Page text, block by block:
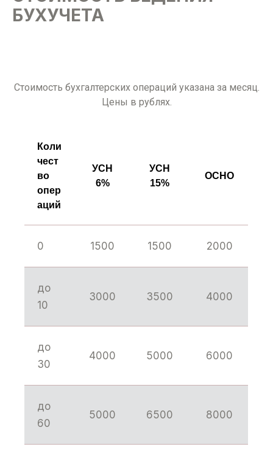
БУХУЧЕТА
Стоимость бухгалтерских операций указана за месяц.
Цены в рублях.
Коли
чест
во
опер
аций
УСН
6%
УСН
15%
ОСНО
0 1500 1500 2000
до
10
3000 3500 4000
до
30
4000 5000 6000
до
60
5000 6500 8000